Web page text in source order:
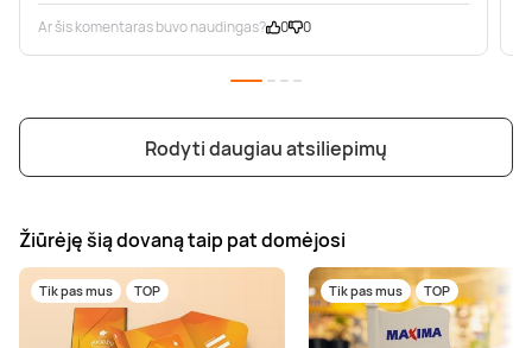
Ar šis komentaras buvo naudingas? 0 0
Rodyti daugiau atsiliepimų
Žiūrėję šią dovaną taip pat domėjosi
Tik pas mus TOP Tik pas mus TOP